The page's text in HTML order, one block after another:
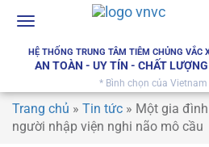
Toggle
HỆ THỐNG TRUNG TÂM TIÊM CHỦNG VẮC
AN TOÀN - UY TÍN - CHẤT
* Bình chọn của Vietnam
Trang chủ » Tin tức » Một gia
người nhập viện nghi não mô cầu